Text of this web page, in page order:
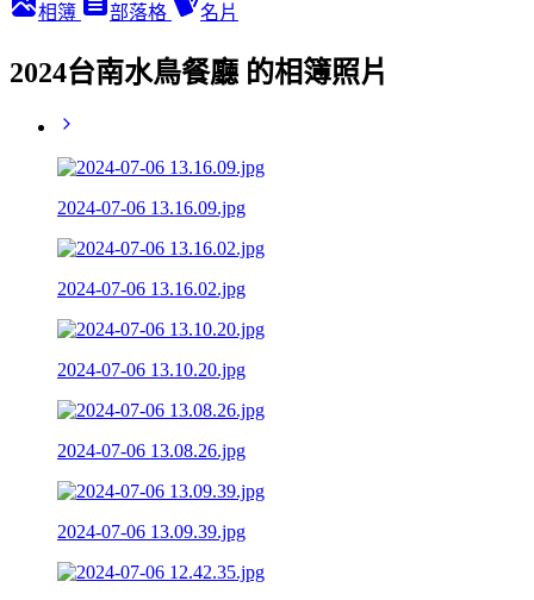
相簿 部落格 名片
2024台南水鳥餐廳 的相簿照片
2024-07-06 13.16.09.jpg
2024-07-06 13.16.02.jpg
2024-07-06 13.10.20.jpg
2024-07-06 13.08.26.jpg
2024-07-06 13.09.39.jpg